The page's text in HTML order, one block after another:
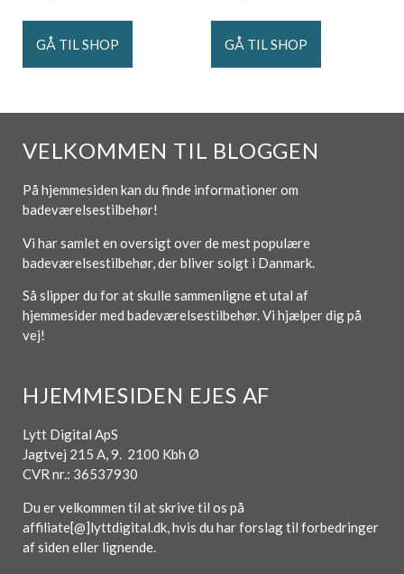
GÅ TIL SHOP GÅ TIL SHOP
VELKOMMEN TIL BLOGGEN
På hjemmesiden kan du finde informationer om
badeværelsestilbehør!
Vi har samlet en oversigt over de mest populære
badeværelsestilbehør, der bliver solgt i Danmark.
Så slipper du for at skulle sammenligne et utal af
hjemmesider med badeværelsestilbehør. Vi hjælper dig på
vej!
HJEMMESIDEN EJES AF
Lytt Digital ApS
Jagtvej 215 A, 9. 2100 Kbh Ø
CVR nr.: 36537930
Du er velkommen til at skrive til os på
affiliate[@]lyttdigital.dk, hvis du har forslag til forbedringer
af siden eller lignende.